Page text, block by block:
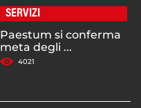
SERVIZI
Paestum si conferma
meta degli ...
4021